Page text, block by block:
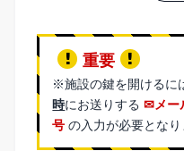
重要
※施設の鍵を開けるに
時にお送りする
メ
号 の入力が必要となり